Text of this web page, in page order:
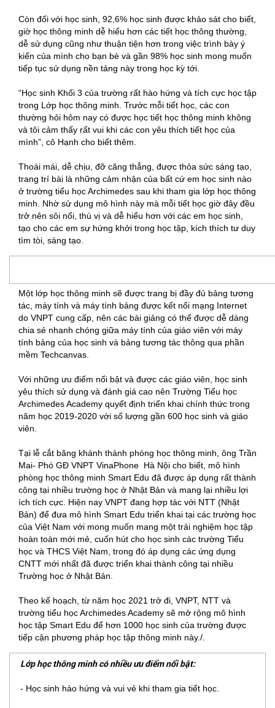
Còn đối với học sinh, 92,6% học sinh được khảo sát cho biết,
giờ học thông minh dễ hiểu hơn các tiết học thông thường,
dễ sử dụng cũng như thuận tiện hơn trong việc trình bày ý
kiến của mình cho bạn bè và gần 98% học sinh mong muốn
tiếp tục sử dụng nền tảng này trong học kỳ tới.
“Học sinh Khối 3 của trường rất hào hứng và tích cực học tập
trong Lớp học thông minh. Trước mỗi tiết học, các con
thường hỏi hôm nay có được học tiết học thông minh không
và tôi cảm thấy rất vui khi các con yêu thích tiết học của
mình”, cô Hạnh cho biết thêm.
Thoái mái, dễ chịu, đỡ căng thẳng, được thỏa sức sáng tạo,
trang trí bài là những cảm nhận của bất cứ em học sinh nào
ở trường tiểu học Archimedes sau khi tham gia lớp học thông
minh. Nhờ sử dụng mô hình này mà mỗi tiết học giờ đây đều
trở nên sôi nổi, thú vị và dễ hiểu hơn với các em học sinh,
tạo cho các em sự hứng khởi trong học tập, kích thích tư duy
tìm tòi, sáng tạo.
Một lớp học thông minh sẽ được trang bị đầy đủ bảng tương
tác, máy tính và máy tính bảng được kết nối mạng Internet
do VNPT cung cấp, nên các bài giảng có thể được dễ dàng
chia sẻ nhanh chóng giữa máy tính của giáo viên với máy
tính bảng của học sinh và bảng tương tác thông qua phần
mềm Techcanvas.
Với những ưu điểm nổi bật và được các giáo viên, học sinh
yêu thích sử dụng và đánh giá cao nên Trường Tiểu học
Archimedes Academy quyết định triển khai chính thức trong
năm học 2019-2020 với số lượng gần 600 học sinh và giáo
viên.
Tại lễ cắt băng khánh thành phòng học thông minh, ông Trần
Mai- Phó GĐ VNPT VinaPhone Hà Nội cho biết, mô hình
phòng học thông minh Smart Edu đã được áp dụng rất thành
công tại nhiều trường học ở Nhật Bản và mang lại nhiều lợi
ích tích cực. Hiện nay VNPT đang hợp tác với NTT (Nhật
Bản) để đưa mô hình Smart Edu triển khai tại các trường học
của Việt Nam với mong muốn mang một trải nghiệm học tập
hoàn toàn mới mẻ, cuốn hút cho học sinh các trường Tiểu
học và THCS Việt Nam, trong đó áp dụng các ứng dụng
CNTT mới nhất đã được triển khai thành công tại nhiều
Trường học ở Nhật Bản.
Theo kế hoạch, từ năm học 2021 trở đi, VNPT, NTT và
trường tiểu học Archimedes Academy sẽ mở rộng mô hình
học tập Smart Edu để hơn 1000 học sinh của trường được
tiếp cận phương pháp học tập thông minh này./.
Lớp học thông minh có nhiều ưu điểm nổi bật:
- Học sinh hào hứng và vui vẻ khi tham gia tiết học.